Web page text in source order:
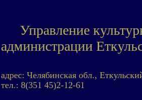
Управление
администрации
адрес: Челябинская обл.,
тел.: 8(351 45)2-12-61